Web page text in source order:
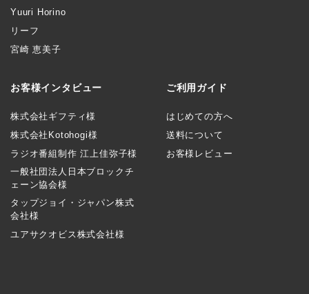
Yuuri Horino
リーフ
宮崎 恵美子
お客様インタビュー
株式会社ギフティ様
株式会社Kotohogi様
ラジオ番組制作 江上佳弥子様
一般社団法人日本ブロックチ
ェーン協会様
タップジョイ・ジャパン株式
会社様
ユアサクオビス株式会社様
ご利用ガイド
はじめての方へ
送料について
お客様レビュー